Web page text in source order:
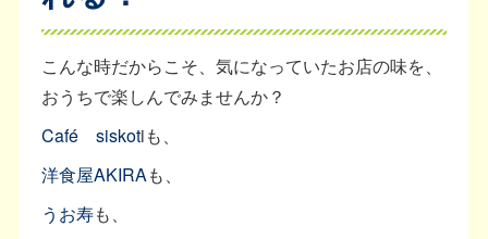
こんな時だからこそ、気になっていたお店の味を、
おうちで楽しんでみませんか？
Café siskotiも、
洋食屋AKIRAも、
うお寿も、